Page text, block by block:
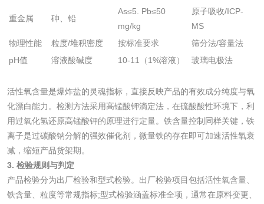
重金属 砷、铅
As≤5. Pb≤50
mg/kg
原子吸收/ICP-
MS
物理性能
粒度/堆积密度 按标准要求
筛分法/容量法
pH值
溶液酸碱度 10-11（1%溶液） 玻璃电极法
活性氧含量是爆炸盐的灵魂指标，直接反映产品的有效成分纯度与氧
化漂白能力。检测方法采用高锰酸钾滴定法，在硫酸酸性环境下，利
用过氧化氢还原高锰酸钾的原理进行定量。铁含量控制同样关键，铁
离子是过碳酸钠分解的强效催化剂，微量铁的存在即可加速活性氧衰
减，缩短产品货架期。
3. 检验规则与判定
产品检验分为出厂检验和型式检验。出厂检验项目包括活性氧含量、
铁含量、粒度等常规指标;型式检验涵盖标准全项，通常在原料变更、
检测
磷酸二氢铵检测
活性炭
活性炭检测 煤质颗粒活性炭检
测
电厂水处理活性炭 木质活性炭检测